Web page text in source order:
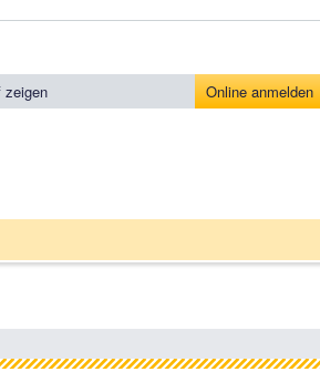
zeigen Online anmelden